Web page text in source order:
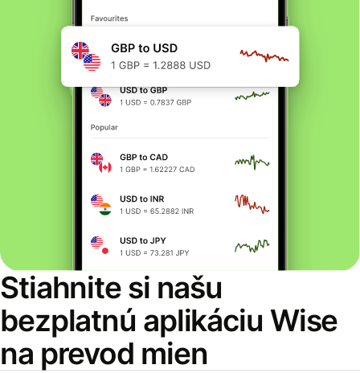
Stiahnite si našu
bezplatnú aplikáciu Wise
na prevod mien